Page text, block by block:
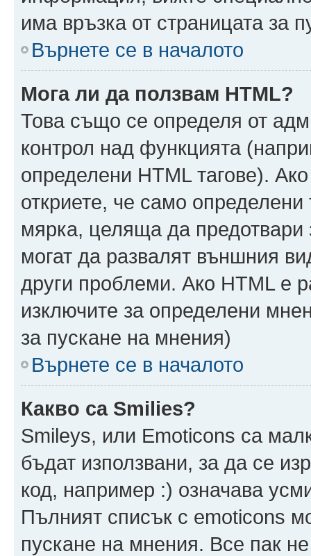
има връзка от страницата за
Върнете се в началото
Мога ли да ползвам HTML?
Това също се определя от
контрол над функцията
определени HTML тагове).
откриете, че само определени
мярка, целяща да предотвари
могат да развалят външния
други проблеми. Ако HTML е
изключите за определени
за пускане на мнения)
Върнете се в началото
Какво са Smilies?
Smileys, или Emoticons са
бъдат използвани, за да се
код, например :) означава
Пълният списък с emoticons
пускане на мнения. Все пак